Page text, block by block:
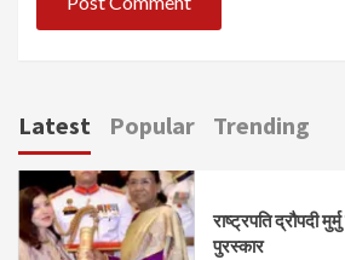
Latest Popular Trending
राष्ट्रपति द्रौपदी
पुरस्कार